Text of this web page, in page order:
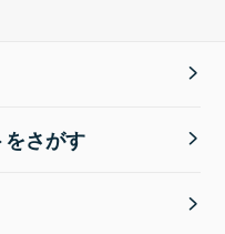
さがす